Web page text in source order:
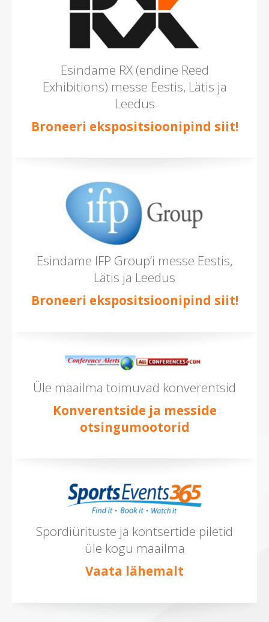
Esindame RX (endine Reed
Exhibitions) messe Eestis, Lätis ja
Leedus
Broneeri ekspositsioonipind siit!
Esindame IFP Group’i messe Eestis,
Lätis ja Leedus
Broneeri ekspositsioonipind siit!
Üle maailma toimuvad konverentsid
Konverentside ja messide
otsingumootorid
Spordiürituste ja kontsertide piletid
üle kogu maailma
Vaata lähemalt